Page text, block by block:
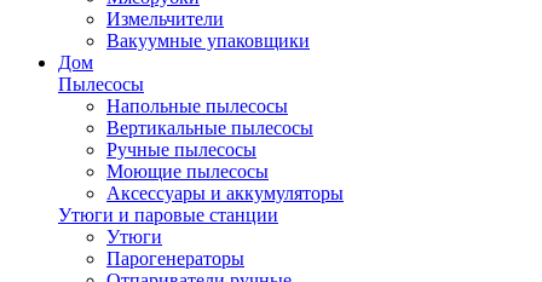
Измельчители
Вакуумные упаковщики
Дом
Пылесосы
Напольные пылесосы
Вертикальные пылесосы
Ручные пылесосы
Моющие пылесосы
Аксессуары и аккумуляторы
Утюги и паровые станции
Утюги
Парогенераторы